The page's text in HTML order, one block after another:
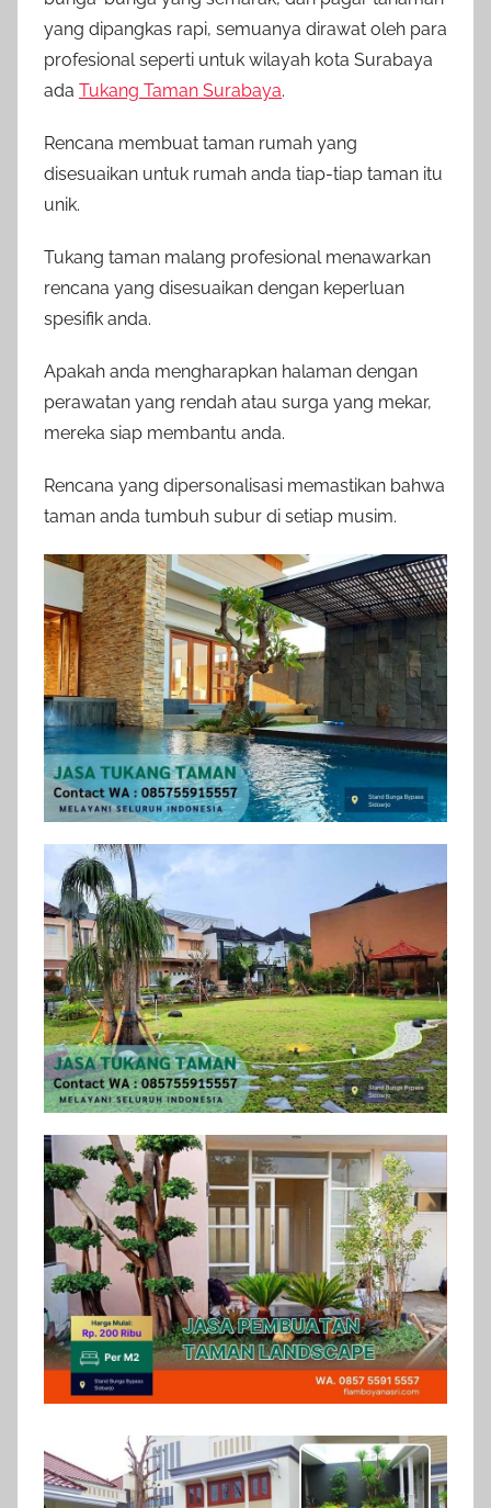
yang dipangkas rapi, semuanya dirawat oleh para
profesional seperti untuk wilayah kota Surabaya
ada Tukang Taman Surabaya.
Rencana membuat taman rumah yang
disesuaikan untuk rumah anda tiap-tiap taman itu
unik.
Tukang taman malang profesional menawarkan
rencana yang disesuaikan dengan keperluan
spesifik anda.
Apakah anda mengharapkan halaman dengan
perawatan yang rendah atau surga yang mekar,
mereka siap membantu anda.
Rencana yang dipersonalisasi memastikan bahwa
taman anda tumbuh subur di setiap musim.